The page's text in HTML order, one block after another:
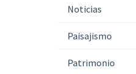
Noticias
Paisajismo
Patrimonio